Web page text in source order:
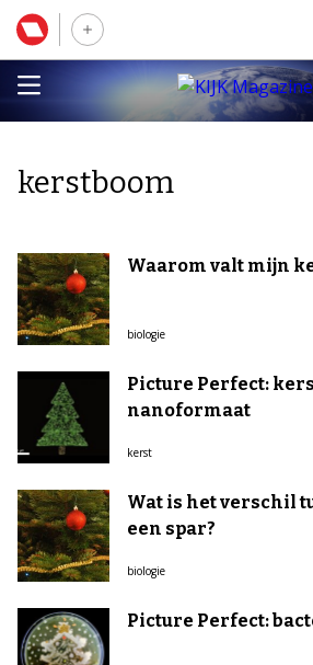
kerstboom
Waarom valt mijn
biologie
Picture Perfect:
nanoformaat
kerst
Wat is het verschil
een spar?
biologie
Picture Perfect: